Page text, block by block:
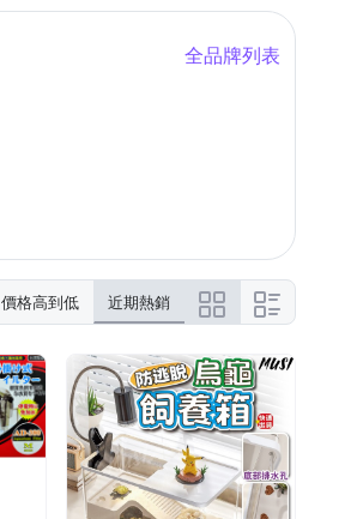
全品牌列表
價格高到低 近期熱銷